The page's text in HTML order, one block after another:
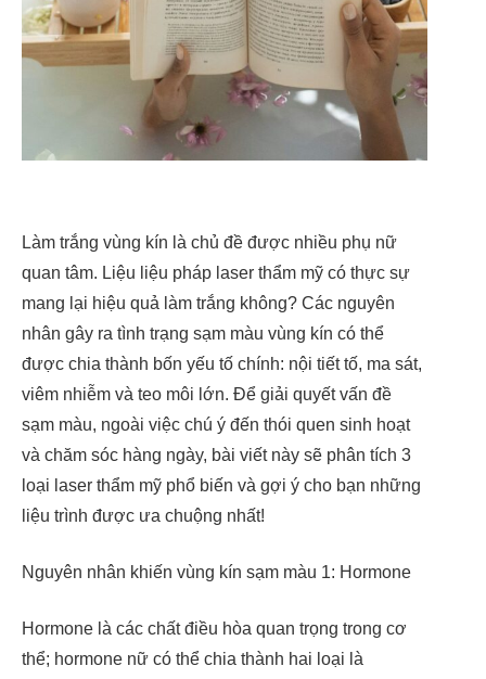
Làm trắng vùng kín là chủ đề được nhiều phụ nữ
quan tâm. Liệu liệu pháp laser thẩm mỹ có thực sự
mang lại hiệu quả làm trắng không? Các nguyên
nhân gây ra tình trạng sạm màu vùng kín có thể
được chia thành bốn yếu tố chính: nội tiết tố, ma sát,
viêm nhiễm và teo môi lớn. Để giải quyết vấn đề
sạm màu, ngoài việc chú ý đến thói quen sinh hoạt
và chăm sóc hàng ngày, bài viết này sẽ phân tích 3
loại laser thẩm mỹ phổ biến và gợi ý cho bạn những
liệu trình được ưa chuộng nhất!
Nguyên nhân khiến vùng kín sạm màu 1: Hormone
Hormone là các chất điều hòa quan trọng trong cơ
thể; hormone nữ có thể chia thành hai loại là